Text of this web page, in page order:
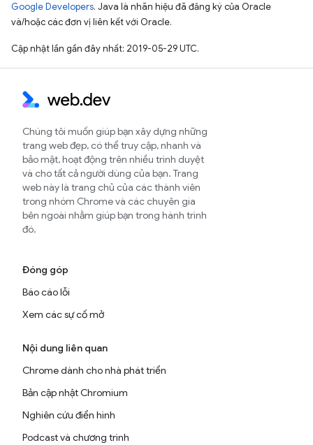
Google Developers. Java là nhãn hiệu đã đăng ký của Oracle
và/hoặc các đơn vị liên kết với Oracle.
Cập nhật lần gần đây nhất: 2019-05-29 UTC.
Chúng tôi muốn giúp bạn xây dựng những
trang web đẹp, có thể truy cập, nhanh và
bảo mật, hoạt động trên nhiều trình duyệt
và cho tất cả người dùng của bạn. Trang
web này là trang chủ của các thành viên
trong nhóm Chrome và các chuyên gia
bên ngoài nhằm giúp bạn trong hành trình
đó.
Đóng góp
Báo cáo lỗi
Xem các sự cố mở
Nội dung liên quan
Chrome dành cho nhà phát triển
Bản cập nhật Chromium
Nghiên cứu điển hình
Podcast và chương trình